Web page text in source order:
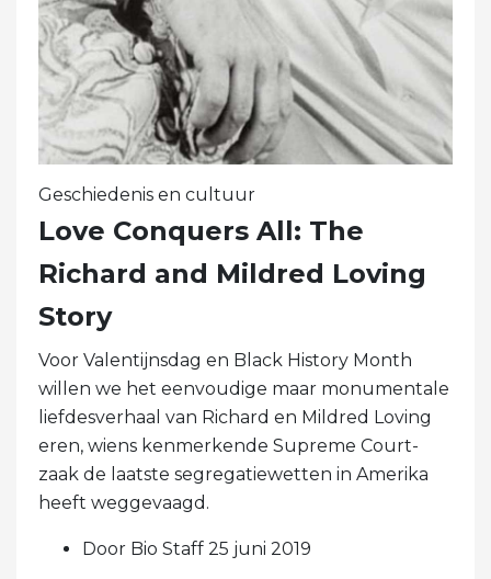
Geschiedenis en cultuur
Love Conquers All: The
Richard and Mildred Loving
Story
Voor Valentijnsdag en Black History Month
willen we het eenvoudige maar monumentale
liefdesverhaal van Richard en Mildred Loving
eren, wiens kenmerkende Supreme Court-
zaak de laatste segregatiewetten in Amerika
heeft weggevaagd.
Door Bio Staff 25 juni 2019